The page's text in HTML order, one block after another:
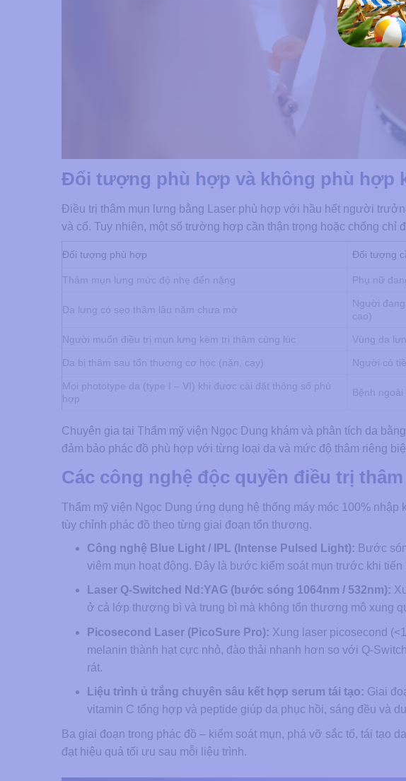
Đối tượng phù hợp và không phù hợp
Điều trị thâm mụn lưng bằng Laser phù hợp với hầu hết người
và cổ. Tuy nhiên, một số trường hợp cần thận trọng hoặc chống chỉ
Đối tượng phù hợp Đối tượng
Thâm mụn lưng mức độ nhẹ đến nặng Phụ nữ
Da lưng có sẹo thâm lâu năm chưa mờ
Người
cao)
Người muốn điều trị mụn lưng kèm trị thâm cùng lúc Vùng da
Da bị thâm sau tổn thương cơ học (nặn, cạy) Người có
Mọi phototype da (type I – VI) khi được cài đặt thông số phù
hợp
Bệnh
Chuyên gia tại Thẩm mỹ viện Ngọc Dung khám và phân tích da
đảm bảo phác đồ phù hợp với từng loại da và mức độ thâm riêng
Các công nghệ độc quyền điều trị
Thẩm mỹ viện Ngọc Dung ứng dụng hệ thống máy móc 100%
tùy chỉnh phác đồ theo từng giai đoạn tổn thương.
Công nghệ Blue Light / IPL (Intense Pulsed Light): Bước
viêm mụn hoạt động. Đây là bước kiểm soát mụn trước khi
Laser Q-Switched Nd:YAG (bước sóng 1064nm / 532nm):
ở cả lớp thượng bì và trung bì mà không tổn thương mô xung
Picosecond Laser (PicoSure Pro): Xung laser picosecond
melanin thành hạt cực nhỏ, đào thải nhanh hơn so với Q-
rát.
Liệu trình ủ trắng chuyên sâu kết hợp serum tái tạo: Giai
vitamin C tổng hợp và peptide giúp da phục hồi, sáng đều và
Ba giai đoạn trong phác đồ – kiểm soát mụn, phá vỡ sắc tố, tái tạo
đạt hiệu quả tối ưu sau mỗi liệu trình.